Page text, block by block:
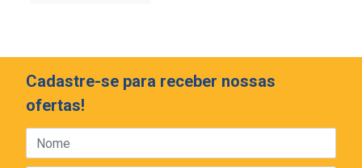
Cadastre-se para receber nossas
ofertas!